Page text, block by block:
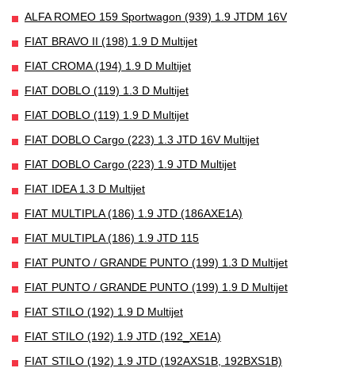
ALFA ROMEO 159 Sportwagon (939) 1.9 JTDM 16V
FIAT BRAVO II (198) 1.9 D Multijet
FIAT CROMA (194) 1.9 D Multijet
FIAT DOBLO (119) 1.3 D Multijet
FIAT DOBLO (119) 1.9 D Multijet
FIAT DOBLO Cargo (223) 1.3 JTD 16V Multijet
FIAT DOBLO Cargo (223) 1.9 JTD Multijet
FIAT IDEA 1.3 D Multijet
FIAT MULTIPLA (186) 1.9 JTD (186AXE1A)
FIAT MULTIPLA (186) 1.9 JTD 115
FIAT PUNTO / GRANDE PUNTO (199) 1.3 D Multijet
FIAT PUNTO / GRANDE PUNTO (199) 1.9 D Multijet
FIAT STILO (192) 1.9 D Multijet
FIAT STILO (192) 1.9 JTD (192_XE1A)
FIAT STILO (192) 1.9 JTD (192AXS1B, 192BXS1B)